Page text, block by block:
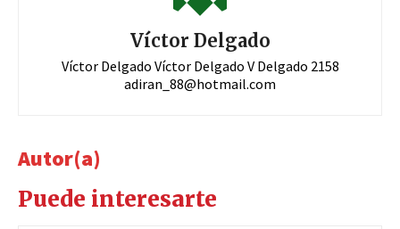
Víctor Delgado
Víctor Delgado Víctor Delgado V Delgado 2158
adiran_88@hotmail.com
Autor(a)
Puede interesarte